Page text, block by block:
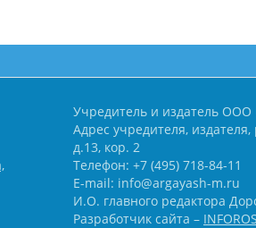
Учредитель и издатель
Адрес учредителя,
д.13, кор. 2
Телефон: +7 (495) 718-84-11
E-mail: info@argayash-m.ru
И.О. главного редактора
Разработчик сайта – INFOROS